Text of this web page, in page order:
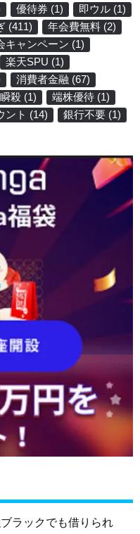
優待券 (1) 即ウル (1)
(411) 年会費無料 (2)
キャンペーン (1)
楽天SPU (1)
消費者金融 (67)
瞬殺 (1) 端株優待 (1)
ント (14) 銀行不要 (1)
ラックでも借りられ